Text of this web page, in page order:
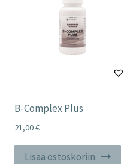
B-Complex Plus
21,00€
Lisää ostoskoriin